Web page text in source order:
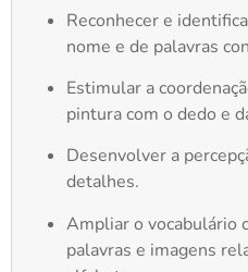
Reconhecer e
nome e de palavras
Estimular a
pintura com o dedo e
Desenvolver a
detalhes.
Ampliar o vocabulário
palavras e imagens